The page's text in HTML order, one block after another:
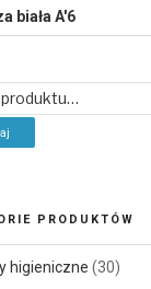
biała A'6
PRODUKTÓW
higieniczne (30)